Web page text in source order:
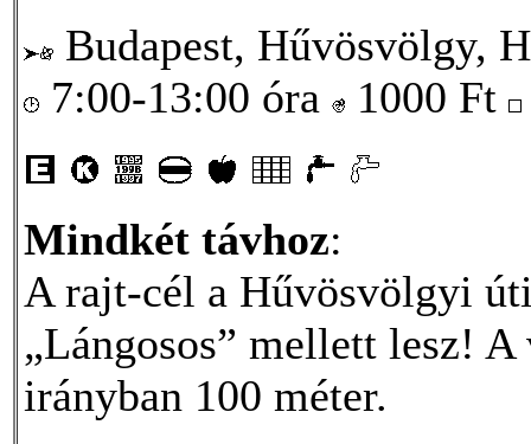
Budapest, Hűvösvölgy,
7:00-13:00 óra
1000 Ft
Mindkét távhoz:
A rajt-cél a Hűvösvölgyi
„Lángosos” mellett lesz!
irányban 100 méter.